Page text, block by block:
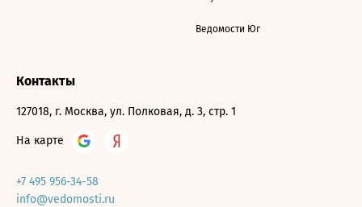
Ведомости Юг
Контакты
127018, г. Москва, ул. Полковая, д. 3, стр. 1
На карте
+7 495 956-34-58
info@vedomosti.ru